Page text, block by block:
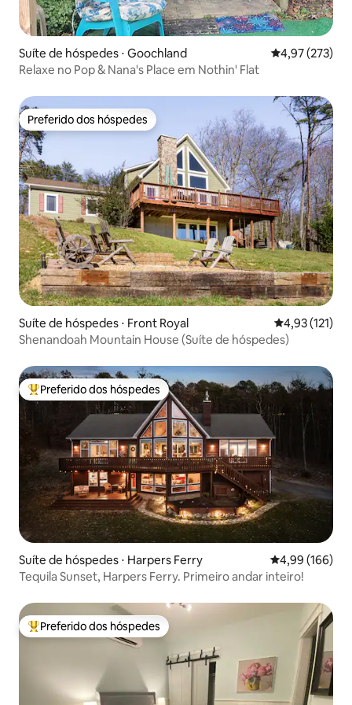
Suíte de hóspedes ⋅ Goochland 4,97 de uma
4,97 (273)
Relaxe no Pop & Nana's Place em Nothin' Flat
Preferido dos hóspedes
Preferido dos hóspedes
Suíte de hóspedes ⋅ Front Royal 4,93 de uma
4,93 (121)
Shenandoah Mountain House (Suíte de hóspedes)
Entre os melhores preferidos dos hóspedes
Preferido dos hóspedes
Suíte de hóspedes ⋅ Harpers Ferry 4,99 de uma
4,99 (166)
Tequila Sunset, Harpers Ferry. Primeiro andar inteiro!
Entre os melhores preferidos dos hóspedes
Preferido dos hóspedes